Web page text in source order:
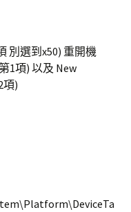
別選到x50) 重開機
1項) 以及 New
項)